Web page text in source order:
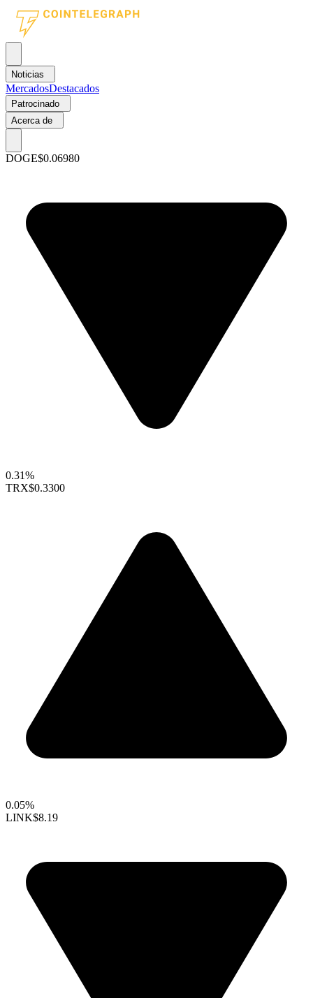
Noticias
MercadosDestacados
Patrocinado
Acerca de
DOGE$0.06980
0.31%
TRX$0.3300
0.05%
LINK$8.19